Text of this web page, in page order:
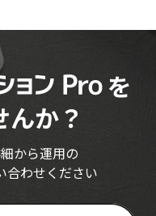
を
か？
から運用の
合わせください